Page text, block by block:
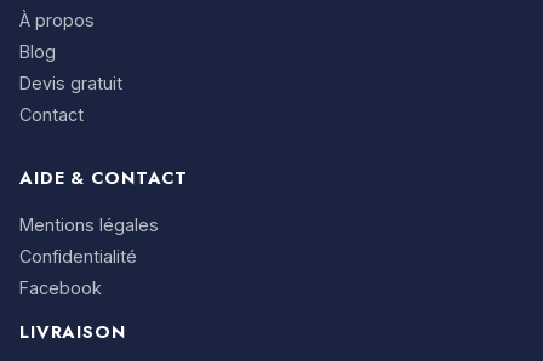
À propos
Blog
Devis gratuit
Contact
AIDE & CONTACT
Mentions légales
Confidentialité
Facebook
LIVRAISON